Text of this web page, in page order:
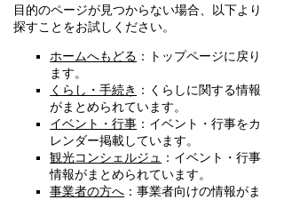
目的のページが見つからない場合、以下より
探すことをお試しください。
ホームへもどる ：トップページに戻り
ます。
くらし・手続き ：くらしに関する情報
がまとめられています。
イベント・行事 ：イベント・行事をカ
レンダー掲載しています。
観光コンシェルジュ ：イベント・行事
情報がまとめられています。
事業者の方へ ：事業者向けの情報がま